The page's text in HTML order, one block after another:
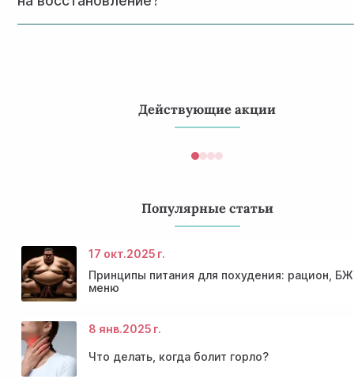
Действующие акции
Популярные статьи
17 окт.2025 г.
Принципы питания для похудения: рацион,
меню
8 янв.2025 г.
Что делать, когда болит горло?